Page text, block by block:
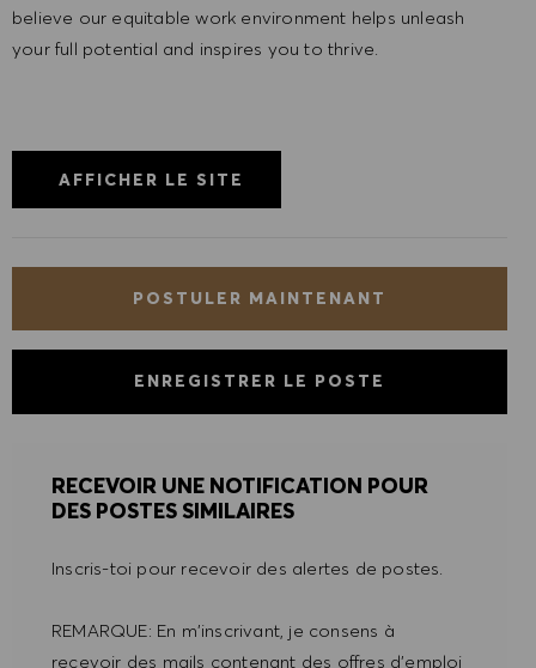
believe our equitable work environment helps unleash
your full potential and inspires you to thrive.
AFFICHER LE SITE
POSTULER MAINTENANT
ENREGISTRER LE POSTE
RECEVOIR UNE NOTIFICATION POUR
DES POSTES SIMILAIRES
Inscris-toi pour recevoir des alertes de postes.
REMARQUE: En m'inscrivant, je consens à
recevoir des mails contenant des offres d'emploi